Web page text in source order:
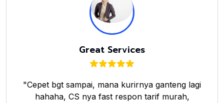
Great Services
"Cepet bgt sampai, mana kurirnya ganteng lagi
hahaha, CS nya fast respon tarif murah,